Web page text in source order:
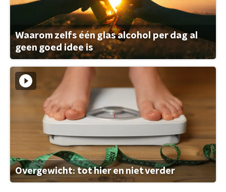
Waarom zelfs één glas alcohol per dag al
geen goed idee is
Overgewicht: tot hier en niet verder